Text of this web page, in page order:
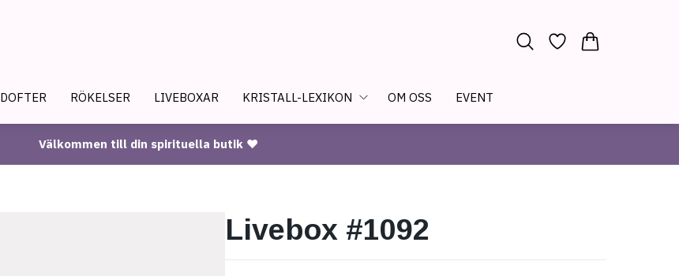
DOFTER RÖKELSER LIVEBOXAR KRISTALL-LEXIKON OM OSS EVENT
Välkommen till din spirituella butik ♥
Livebox #1092